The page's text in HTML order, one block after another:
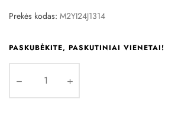
Prekės kodas: M2YI24J1314
PASKUBĖKITE, PASKUTINIAI VIENETAI!